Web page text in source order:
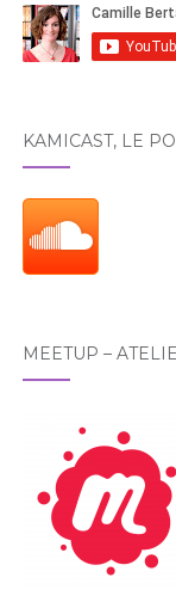
KAMICAST, LE
MEETUP –